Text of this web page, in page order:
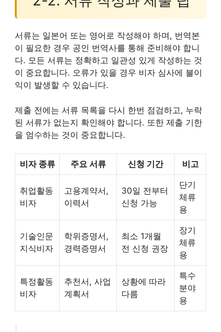
서류는 일본어 또는 영어로 작성해야 하며, 번역본
이 필요한 경우 공인 번역사를 통해 준비해야 합니
다. 모든 서류는 정확하고 일관성 있게 작성하는 것
이 중요합니다. 오류가 있을 경우 비자 심사에 불이
익이 발생할 수 있습니다.
제출 전에는 서류 목록을 다시 한번 점검하고, 누락
된 서류가 없는지 확인해야 합니다. 또한 제출 기한
을 엄수하는 것이 중요합니다.
비자 종류 주요 서류 신청 기간 비고
취업활동
비자
고용계약서,
이력서
30일 전부터
신청 가능
단기
체류
용
기술인문
지식비자
학위증명서,
경력증명서
최소 1개월
전 신청 권장
장기
체류
용
특정활동
비자
추천서, 사업
계획서
상황에 따라
다름
특수
분야
용